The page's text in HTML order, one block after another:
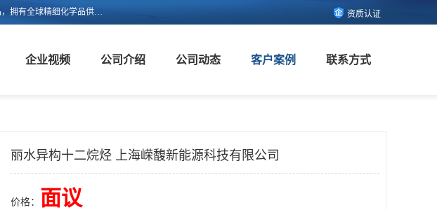
上海嵘馥新能源科技有限公司主营：异构烷烃、异构十二烷烃、异构十六烷烃、Isopar L、正构烷烃、工业白油、等各种产品，拥有全球精细化学品供应链的整合和服务能力，不仅提供自主研发的特种溶剂化学品，还集成了来自欧美、日韩的优质溶剂资源，为市场提供世界级优质溶剂。欢迎广大客户来电咨询！ 资质认证
企业视频 公司介绍 公司动态 客户案例 联系方式
丽水异构十二烷烃 上海嵘馥新能源科技有限公司
价格： 面议